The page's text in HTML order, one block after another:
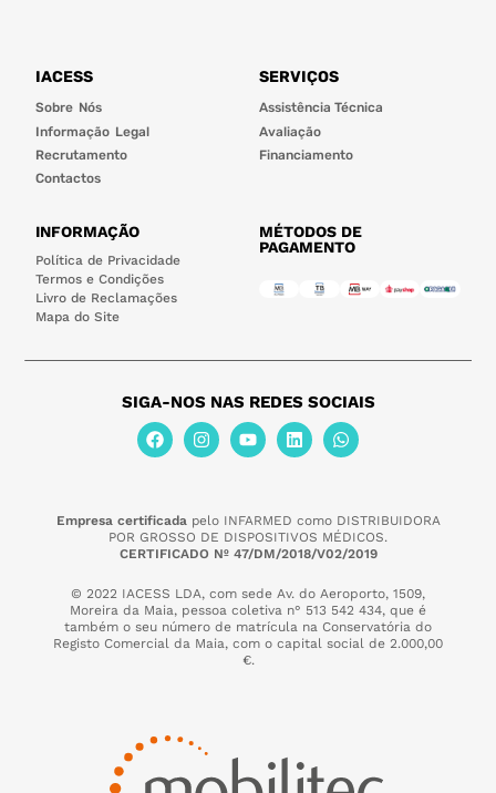
IACESS
Sobre Nós
Informação Legal
Recrutamento
Contactos
SERVIÇOS
Assistência Técnica
Avaliação
Financiamento
INFORMAÇÃO
Política de Privacidade
Termos e Condições
Livro de Reclamações
Mapa do Site
MÉTODOS DE
PAGAMENTO
SIGA-NOS NAS REDES SOCIAIS
Empresa certificadapelo INFARMED como DISTRIBUIDORA
POR GROSSO DE DISPOSITIVOS MÉDICOS.
CERTIFICADO Nº 47/DM/2018/V02/2019
© 2022 IACESS LDA, com sede Av. do Aeroporto, 1509,
Moreira da Maia, pessoa coletiva n° 513 542 434, que é
também o seu número de matrícula na Conservatória do
Registo Comercial da Maia, com o capital social de 2.000,00
€.